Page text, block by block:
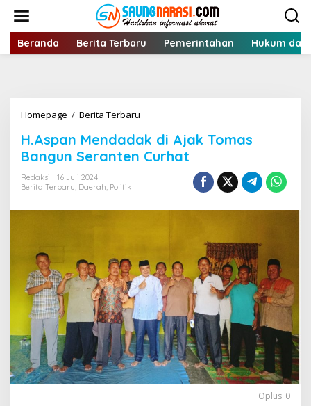
konten
Beranda Berita Terbaru Pemerintahan Hukum
Homepage / Berita Terbaru
di
Ajak
Tomas
H.Aspan Mendadak di Ajak Tomas
Bangun Seranten Curhat
Redaksi
16 Juli 2024
Berita Terbaru, Daerah, Politik
Oplus_0